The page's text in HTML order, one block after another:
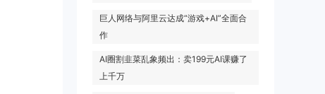
巨人网络与阿里云达成“游戏+AI”全面合
作
AI圈割韭菜乱象频出：卖199元AI课赚了
上千万